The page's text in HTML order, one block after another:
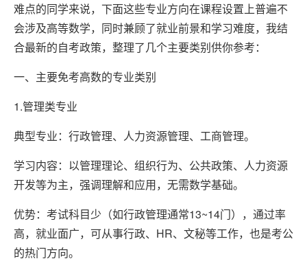
难点的同学来说，下面这些专业方向在课程设置上普遍不
会涉及高等数学，同时兼顾了就业前景和学习难度，我结
合最新的自考政策，整理了几个主要类别供你参考：
一、主要免考高数的专业类别
1.管理类专业
典型专业：行政管理、人力资源管理、工商管理。
学习内容：以管理理论、组织行为、公共政策、人力资源
开发等为主，强调理解和应用，无需数学基础。
优势：考试科目少（如行政管理通常13~14门），通过率
高，就业面广，可从事行政、HR、文秘等工作，也是考公
的热门方向。